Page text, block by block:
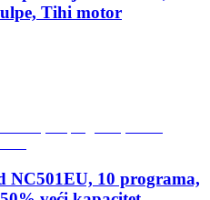
Tihi motor
NC501EU, 10 programa,